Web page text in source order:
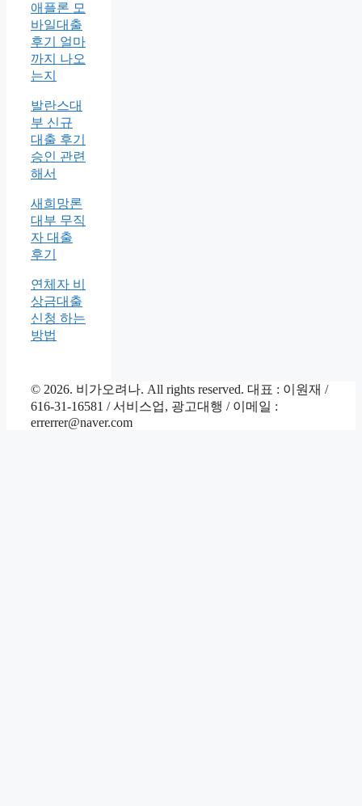
애플론 모
바일대출
후기 얼마
까지 나오
는지
발란스대
부 신규
대출 후기
승인 관련
해서
새희망론
대부 무직
자 대출
후기
연체자 비
상금대출
신청 하는
방법
© 2026. 비가오려나. All rights reserved. 대표 : 이원재 /
616-31-16581 / 서비스업, 광고대행 / 이메일 :
errerrer@naver.com